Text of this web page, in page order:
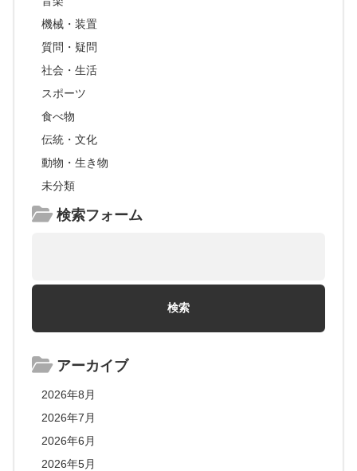
機械・装置
質問・疑問
社会・生活
スポーツ
食べ物
伝統・文化
動物・生き物
未分類
検索フォーム
アーカイブ
2026年8月
2026年7月
2026年6月
2026年5月